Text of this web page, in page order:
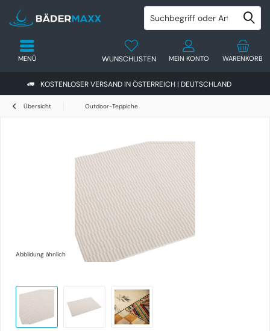
KOSTENLOSER VERSAND IN ÖSTERREICH | DEUTSCHLAND
WARENKORB
WUNSCHLISTEN MEIN KONTO
MENÜ
Übersicht Outdoor-Teppiche
Abbildung ähnlich